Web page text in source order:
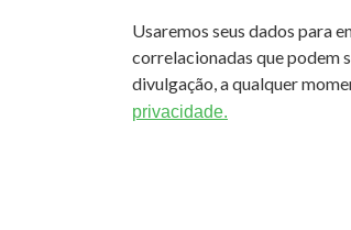
Usaremos seus dados para
correlacionadas que podem
divulgação, a qualquer
privacidade.